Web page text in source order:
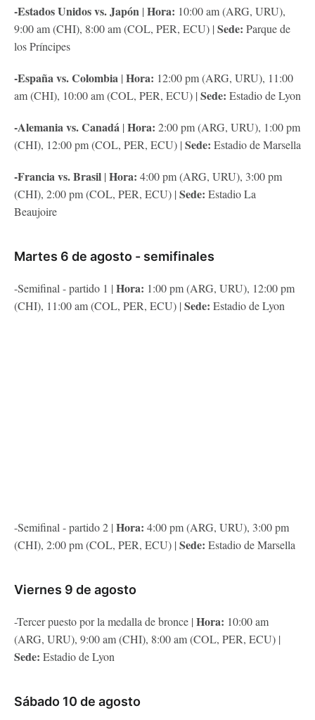
-Estados Unidos vs. Japón | Hora: 10:00 am (ARG, URU),
9:00 am (CHI), 8:00 am (COL, PER, ECU) | Sede: Parque de
los Príncipes
-España vs. Colombia | Hora: 12:00 pm (ARG, URU), 11:00
am (CHI), 10:00 am (COL, PER, ECU) | Sede: Estadio de Lyon
-Alemania vs. Canadá | Hora: 2:00 pm (ARG, URU), 1:00 pm
(CHI), 12:00 pm (COL, PER, ECU) | Sede: Estadio de Marsella
-Francia vs. Brasil | Hora: 4:00 pm (ARG, URU), 3:00 pm
(CHI), 2:00 pm (COL, PER, ECU) | Sede: Estadio La
Beaujoire
Martes 6 de agosto - semifinales
-Semifinal - partido 1 | Hora: 1:00 pm (ARG, URU), 12:00 pm
(CHI), 11:00 am (COL, PER, ECU) | Sede: Estadio de Lyon
-Semifinal - partido 2 | Hora: 4:00 pm (ARG, URU), 3:00 pm
(CHI), 2:00 pm (COL, PER, ECU) | Sede: Estadio de Marsella
Viernes 9 de agosto
-Tercer puesto por la medalla de bronce | Hora: 10:00 am
(ARG, URU), 9:00 am (CHI), 8:00 am (COL, PER, ECU) |
Sede: Estadio de Lyon
Sábado 10 de agosto